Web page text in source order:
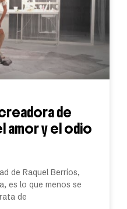
de
amor y el odio
de Raquel Berríos,
es lo que menos se
de